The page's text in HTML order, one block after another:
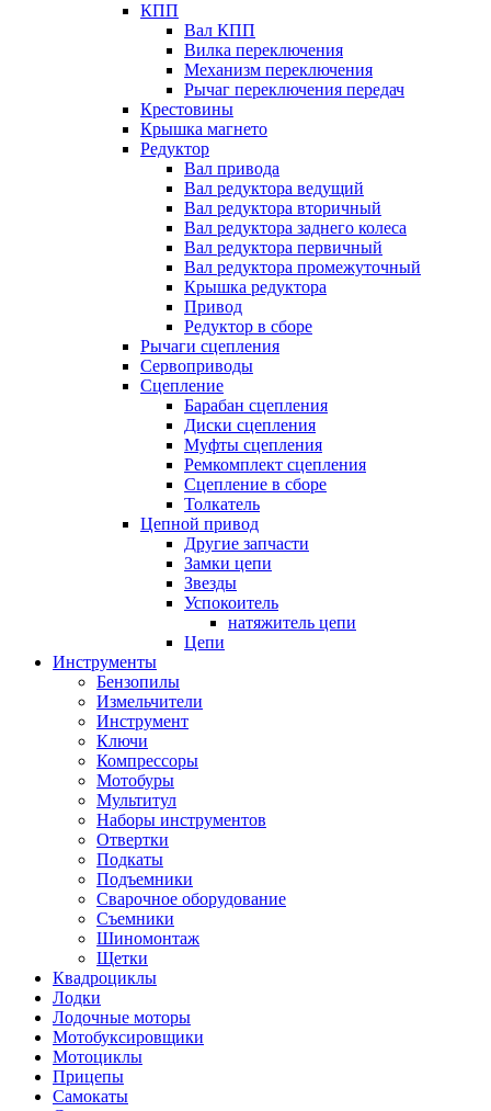
КПП
Вал КПП
Вилка переключения
Механизм переключения
Рычаг переключения передач
Крестовины
Крышка магнето
Редуктор
Вал привода
Вал редуктора ведущий
Вал редуктора вторичный
Вал редуктора заднего колеса
Вал редуктора первичный
Вал редуктора промежуточный
Крышка редуктора
Привод
Редуктор в сборе
Рычаги сцепления
Сервоприводы
Сцепление
Барабан сцепления
Диски сцепления
Муфты сцепления
Ремкомплект сцепления
Сцепление в сборе
Толкатель
Цепной привод
Другие запчасти
Замки цепи
Звезды
Успокоитель
натяжитель цепи
Цепи
Инструменты
Бензопилы
Измельчители
Инструмент
Ключи
Компрессоры
Мотобуры
Мультитул
Наборы инструментов
Отвертки
Подкаты
Подъемники
Сварочное оборудование
Съемники
Шиномонтаж
Щетки
Квадроциклы
Лодки
Лодочные моторы
Мотобуксировщики
Мотоциклы
Прицепы
Самокаты